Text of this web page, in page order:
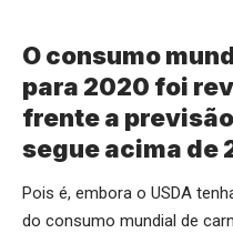
O consumo
para 2020 foi
frente a
segue acima de
Pois é, embora o USDA
do consumo mundial de